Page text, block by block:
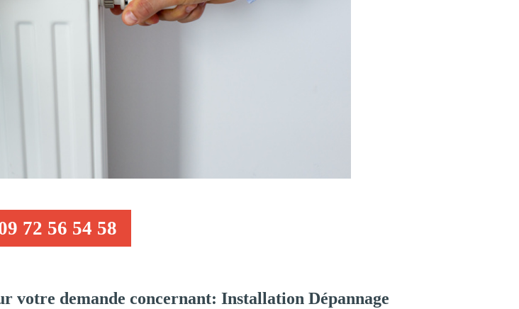
72 56 54 58
votre demande concernant: Installation Dépannage